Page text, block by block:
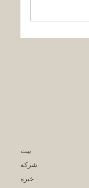
بيت
شركة
خبرة